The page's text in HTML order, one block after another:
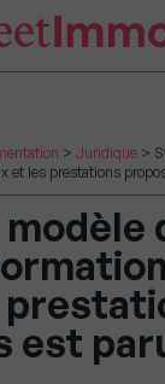
> Juridique >
et les prestations
est